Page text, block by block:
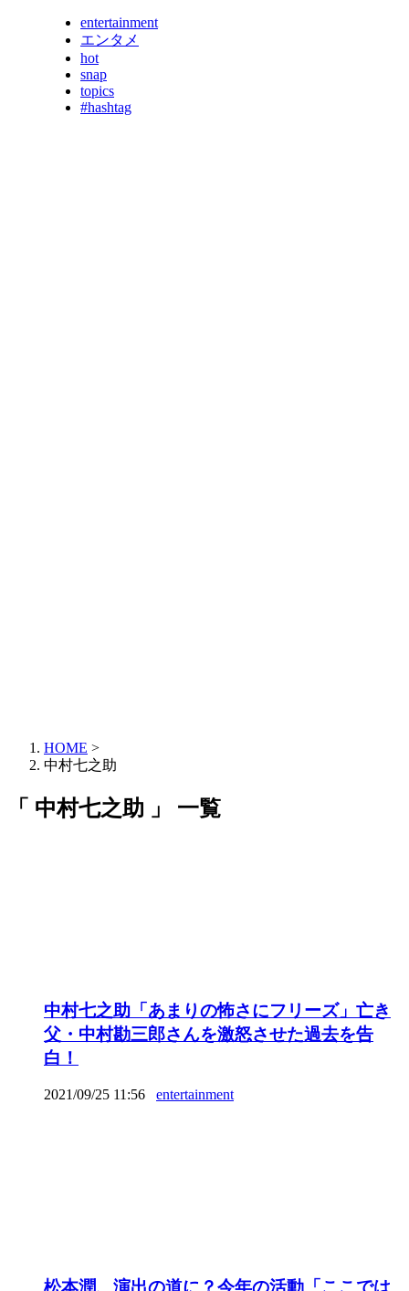
entertainment
エンタメ
hot
snap
topics
#hashtag
HOME >
中村七之助
「 中村七之助 」 一覧
中村七之助「あまりの怖さにフリーズ」亡き
父・中村勘三郎さんを激怒させた過去を告
白！
2021/09/25 11:56 entertainment
松本潤、演出の道に？今年の活動「ここでは